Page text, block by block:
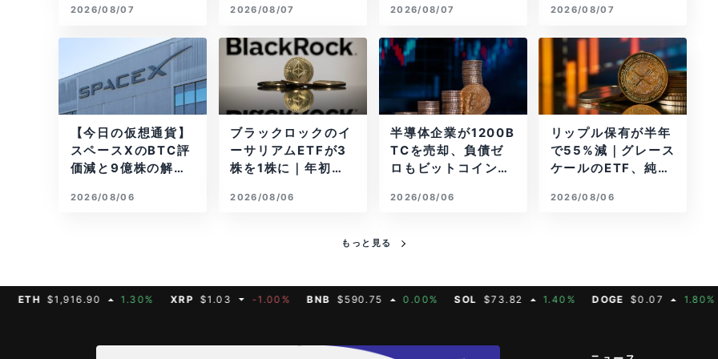
2026/08/07 2026/08/07 2026/08/07 2026/08/07
【今日の仮想通貨】
スペースXのBTC評
価減と9億株の解
BTCが盗難
2026/08/06
ブラックロックのイ
ーサリアムETFが3
株を1株に｜年初来3
2026/08/06
半導体企業が1200B
TCを売却、負債ゼ
ロもビットコイン戦
2026/08/06
リップル保有が半年
で55%減｜グレース
ケールのETF、純資
2026/08/06
もっと見る
$1,916.90 1.30% XRP $1.03 -1.00% BNB $590.75 0.00% SOL $73.82 1.40% DOGE $0.07 1.80%